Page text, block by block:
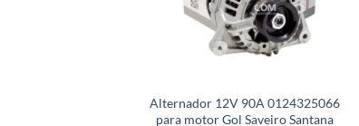
Alternador 12V 90A 0124325066
para motor Gol Saveiro Santana